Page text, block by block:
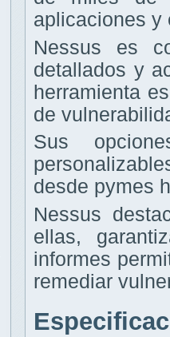
aplicaciones y
Nessus es
detallados y
herramienta
de
Sus
desde pymes
Nessus
ellas,
informes
remediar